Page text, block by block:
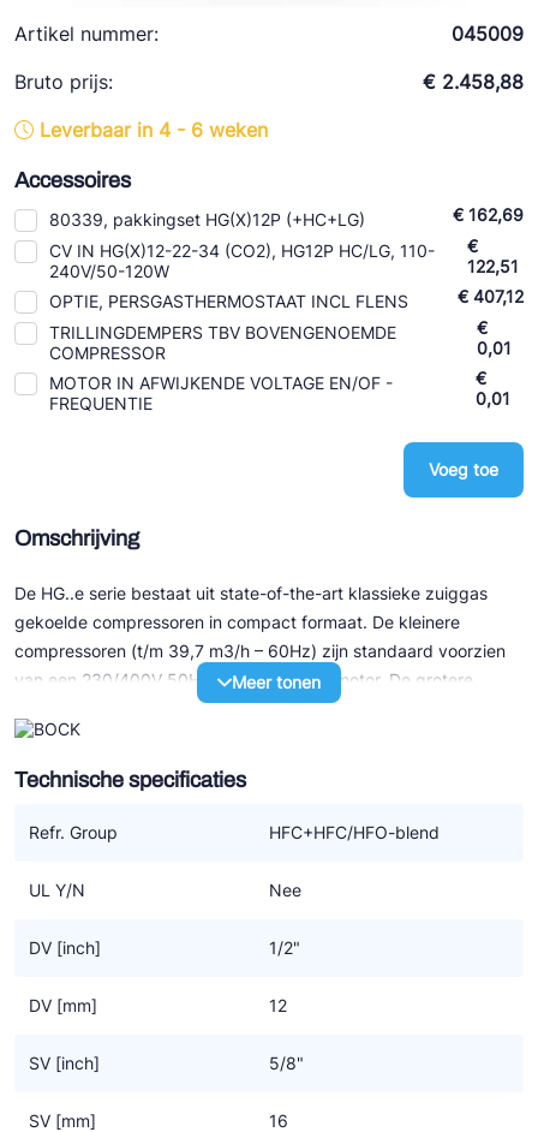
Artikel nummer:
045009
Bruto prijs:
€ 2.458,88
Leverbaar in 4 - 6 weken
Accessoires
80339, pakkingset HG(X)12P (+HC+LG)
€ 162,69
CV IN HG(X)12-22-34 (CO2), HG12P HC/LG, 110-
240V/50-120W
€
122,51
OPTIE, PERSGASTHERMOSTAAT INCL FLENS
€ 407,12
TRILLINGDEMPERS TBV BOVENGENOEMDE
COMPRESSOR
€
0,01
MOTOR IN AFWIJKENDE VOLTAGE EN/OF -
FREQUENTIE
€
0,01
Voeg toe
Omschrijving
De HG..e serie bestaat uit state-of-the-art klassieke zuiggas
gekoelde compressoren in compact formaat. De kleinere
compressoren (t/m 39,7 m3/h – 60Hz) zijn standaard voorzien
van een 230/400V 50Hz 3-fasen elektromotor. De grotere
modellen (v.a. 41,3 m3/h – 50Hz) hebben allen een 3x400V
50Hz part winding motor.
Speciale eigenschappen:
- Uitstekend loopcomfort
- Onderhoudsvriendelijk door o.a. gemakkelijk te verwisselen
- Een oliepomp, derhalve zeer geschikt voor toerenregeling met
- Sterk verbeterd door optimalisatie van motor-efficiency,
Geschikt voor conventionele – of chloorvrije HFC
Meer tonen
Technische specificaties
Refr. Group HFC+HFC/HFO-blend
UL Y/N Nee
DV [inch] 1/2"
DV [mm] 12
SV [inch] 5/8"
SV [mm] 16